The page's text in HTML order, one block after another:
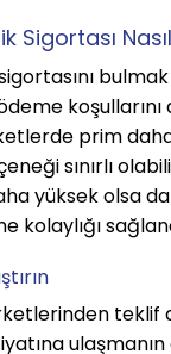
Sigortası
koşullarını
prim
sınırlı
yüksek olsa
kolaylığı
teklif